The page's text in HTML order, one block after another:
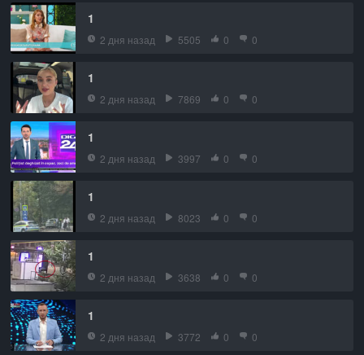
1
2 дня назад 5505 0 0
1
2 дня назад 7869 0 0
1
2 дня назад 3997 0 0
1
2 дня назад 8023 0 0
1
2 дня назад 3638 0 0
1
2 дня назад 3772 0 0